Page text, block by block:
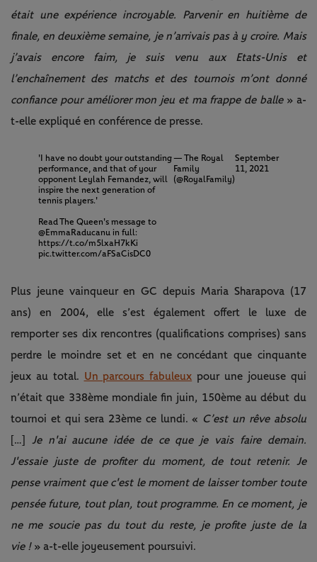
était une expérience incroyable. Parvenir en huitième de
finale, en deuxième semaine, je n’arrivais pas à y croire. Mais
j’avais encore faim, je suis venu aux Etats-Unis et
l’enchaînement des matchs et des tournois m’ont donné
confiance pour améliorer mon jeu et ma frappe de balle» a-
t-elle expliqué en conférence de presse.
'I have no doubt your outstanding
performance, and that of your
opponent Leylah Fernandez, will
inspire the next generation of
tennis players.'
Read The Queen's message to
@EmmaRaducanu in full:
https://t.co/m5lxaH7kKi
pic.twitter.com/aFSaCisDC0
— The Royal
Family
(@RoyalFamily)
September
11, 2021
Plus jeune vainqueur en GC depuis Maria Sharapova (17
ans) en 2004, elle s’est également offert le luxe de
remporter ses dix rencontres (qualifications comprises) sans
perdre le moindre set et en ne concédant que cinquante
jeux au total. Un parcours fabuleux pour une joueuse qui
n’était que 338ème mondiale fin juin, 150ème au début du
tournoi et qui sera 23ème ce lundi. « C’est un rêve absolu
[…] Je n'ai aucune idée de ce que je vais faire demain.
J'essaie juste de profiter du moment, de tout retenir. Je
pense vraiment que c'est le moment de laisser tomber toute
pensée future, tout plan, tout programme. En ce moment, je
ne me soucie pas du tout du reste, je profite juste de la
vie ! » a-t-elle joyeusement poursuivi.